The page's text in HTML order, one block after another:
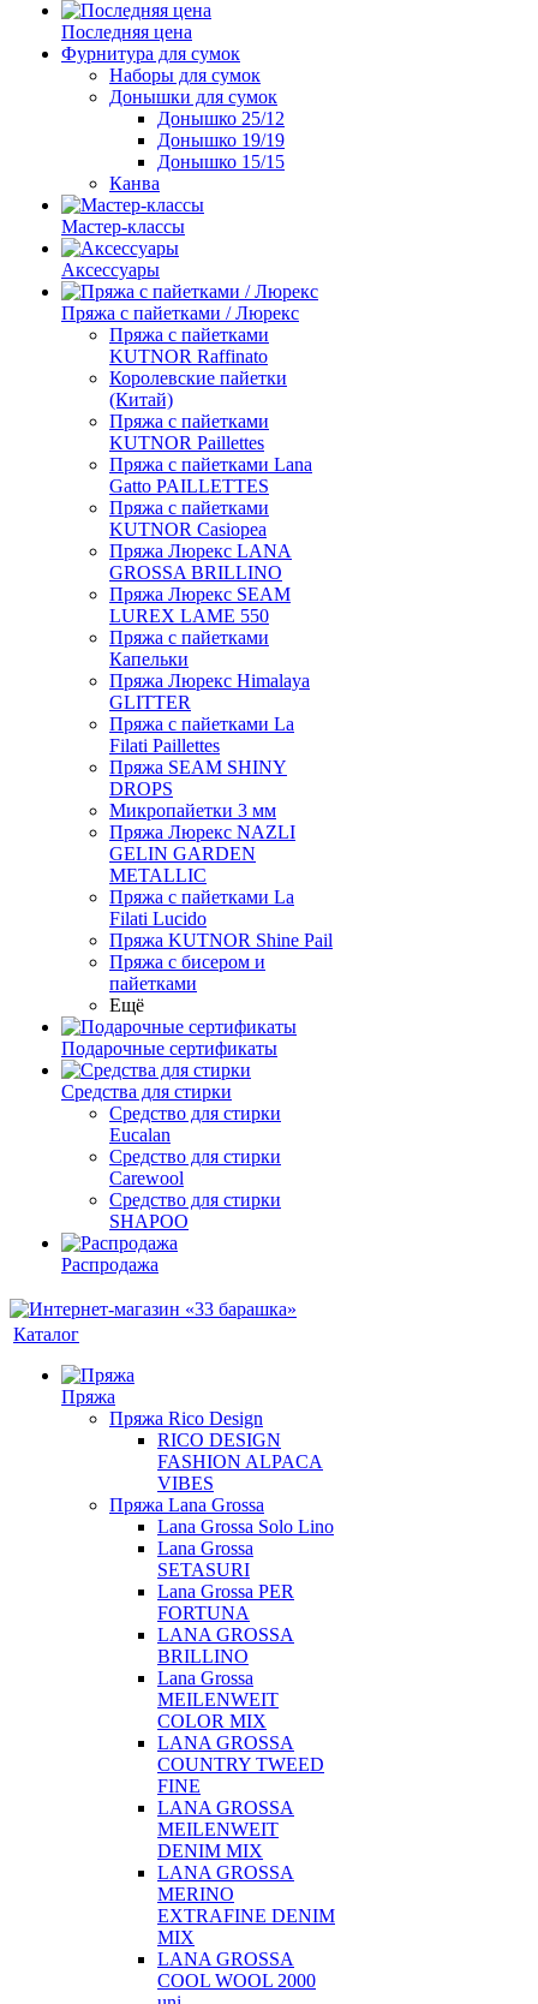
Последняя цена
Фурнитура для сумок
Наборы для сумок
Донышки для сумок
Донышко 25/12
Донышко 19/19
Донышко 15/15
Канва
Мастер-классы
Аксессуары
Пряжа с пайетками / Люрекс
Пряжа с пайетками
KUTNOR Raffinato
Королевские пайетки
(Китай)
Пряжа с пайетками
KUTNOR Paillettes
Пряжа с пайетками Lana
Gatto PAILLETTES
Пряжа с пайетками
KUTNOR Casiopea
Пряжа Люрекс LANA
GROSSA BRILLINO
Пряжа Люрекс SEAM
LUREX LAME 550
Пряжа с пайетками
Капельки
Пряжа Люрекс Himalaya
GLITTER
Пряжа с пайетками La
Filati Paillettes
Пряжа SEAM SHINY
DROPS
Микропайетки 3 мм
Пряжа Люрекс NAZLI
GELIN GARDEN
METALLIC
Пряжа с пайетками La
Filati Lucido
Пряжа KUTNOR Shine Pail
Пряжа с бисером и
пайетками
Ещё
Подарочные сертификаты
Средства для стирки
Средство для стирки
Eucalan
Средство для стирки
Carewool
Средство для стирки
SHAPOO
Распродажа
Каталог
Пряжа
Пряжа Rico Design
RICO DESIGN
FASHION ALPACA
VIBES
Пряжа Lana Grossa
Lana Grossa Solo Lino
Lana Grossa
SETASURI
Lana Grossa PER
FORTUNA
LANA GROSSA
BRILLINO
Lana Grossa
MEILENWEIT
COLOR MIX
LANA GROSSA
COUNTRY TWEED
FINE
LANA GROSSA
MEILENWEIT
DENIM MIX
LANA GROSSA
MERINO
EXTRAFINE DENIM
MIX
LANA GROSSA
COOL WOOL 2000